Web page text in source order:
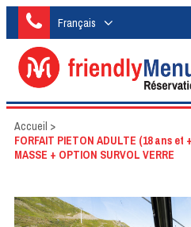
Français
Accueil >
FORFAIT PIETON ADULTE (18 ans et
MASSE + OPTION SURVOL VERRE